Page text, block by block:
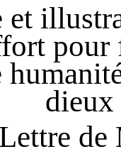
et
pour
Lettre de